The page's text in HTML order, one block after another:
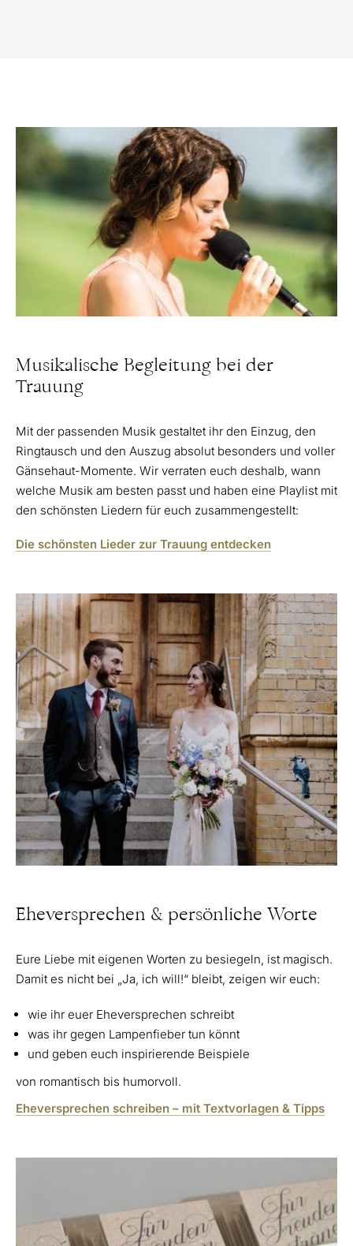
Musikalische Begleitung bei der
Trauung
Mit der passenden Musik gestaltet ihr den Einzug, den
Ringtausch und den Auszug absolut besonders und voller
Gänsehaut-Momente. Wir verraten euch deshalb, wann
welche Musik am besten passt und haben eine Playlist mit
den schönsten Liedern für euch zusammengestellt:
Die schönsten Lieder zur Trauung entdecken
Eheversprechen & persönliche Worte
Eure Liebe mit eigenen Worten zu besiegeln, ist magisch.
Damit es nicht bei „Ja, ich will!“ bleibt, zeigen wir euch:
wie ihr euer Eheversprechen schreibt
was ihr gegen Lampenfieber tun könnt
und geben euch inspirierende Beispiele
von romantisch bis humorvoll.
Eheversprechen schreiben – mit Textvorlagen & Tipps